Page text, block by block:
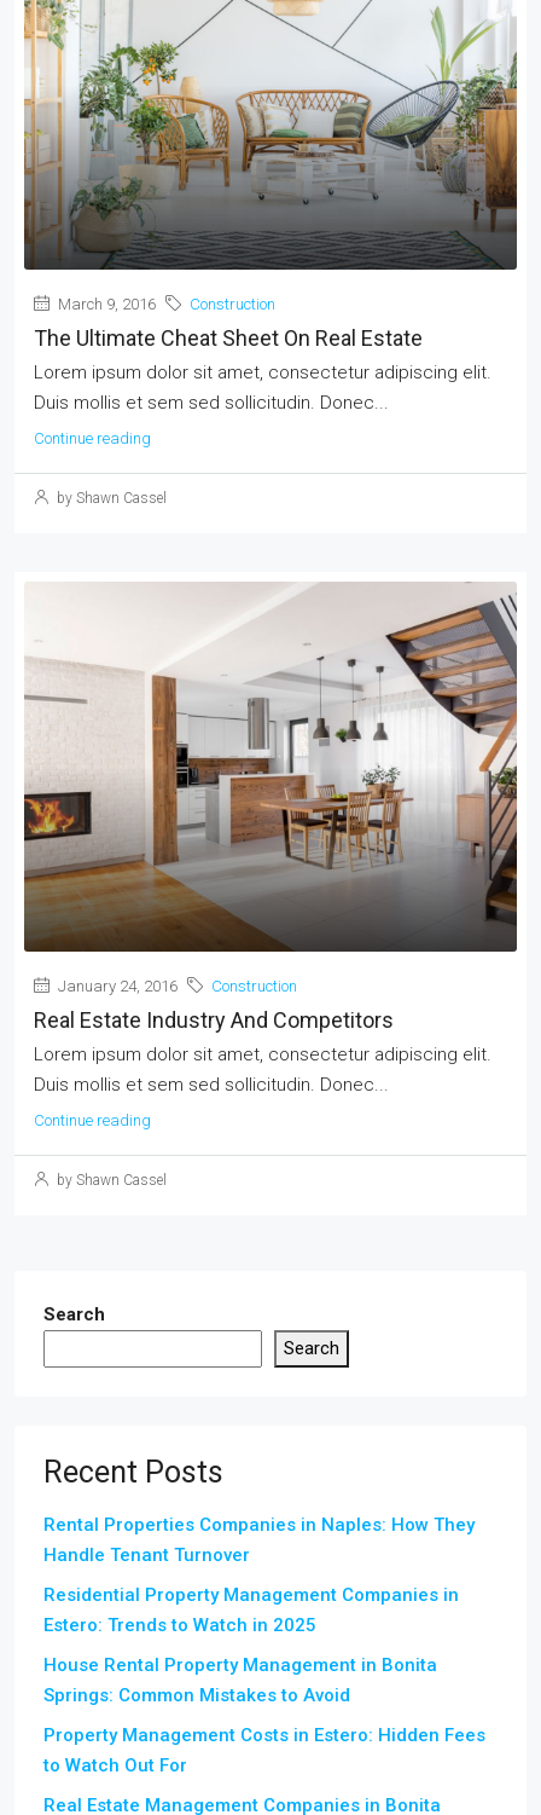
March 9, 2016 Construction
The Ultimate Cheat Sheet On Real Estate
Lorem ipsum dolor sit amet, consectetur adipiscing elit.
Duis mollis et sem sed sollicitudin. Donec...
Continue reading
by Shawn Cassel
January 24, 2016 Construction
Real Estate Industry And Competitors
Lorem ipsum dolor sit amet, consectetur adipiscing elit.
Duis mollis et sem sed sollicitudin. Donec...
Continue reading
by Shawn Cassel
Search
Search
Recent Posts
Rental Properties Companies in Naples: How They
Handle Tenant Turnover
Residential Property Management Companies in
Estero: Trends to Watch in 2025
House Rental Property Management in Bonita
Springs: Common Mistakes to Avoid
Property Management Costs in Estero: Hidden Fees
to Watch Out For
Real Estate Management Companies in Bonita